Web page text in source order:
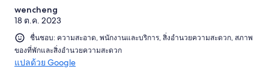
wencheng
18 ต.ค. 2023
ชื่นชอบ: ความสะอาด, พนักงานและบริการ, สิ่งอำนวยความสะดวก, สภาพ
ของที่พักและสิ่งอำนวยความสะดวก
แปลด้วย Google